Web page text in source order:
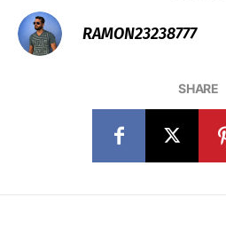
RAMON23238777
SHARE